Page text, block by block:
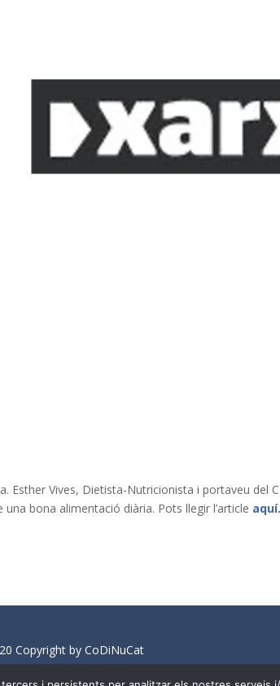
Esther Vives, Dietista-Nutricionista i portaveu del
una bona alimentació diària. Pots llegir l’article aquí.
Copyright by CoDiNuCat
| Dissenyat perMedia Needs|